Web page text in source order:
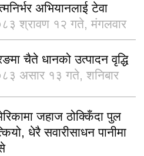
अभियानलाई टेवा
श्रावण १२ गते, मंगलवार
चैते धानको उत्पादन वृद्धि
असार १३ गते, शनिबार
जहाज ठोक्किँदा पुल
धेरै सवारीसाधन पानीमा